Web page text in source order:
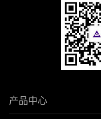
产品中心